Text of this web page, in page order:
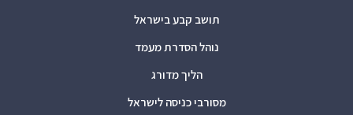
תושב קבע בישראל
נוהל הסדרת מעמד
הליך מדורג
מסורבי כניסה לישראל